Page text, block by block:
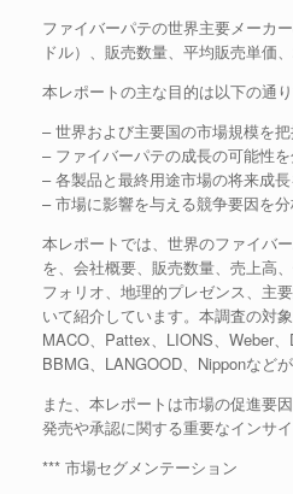
ファイバーパテの世界主要メーカ
ドル）、販売数量、平均販売単価
本レポートの主な目的は以下の通り
– 世界および主要国の市場規模を
– ファイバーパテの成長の可能性
– 各製品と最終用途市場の将来成
– 市場に影響を与える競争要因を
本レポートでは、世界のファイバ
を、会社概要、販売数量、売上高
フォリオ、地理的プレゼンス、主
いて紹介しています。本調査の対
MACO、Pattex、LIONS、Weber、
BBMG、LANGOOD、Nipponなどが
また、本レポートは市場の促進要
発売や承認に関する重要なインサイ
*** 市場セグメンテーション